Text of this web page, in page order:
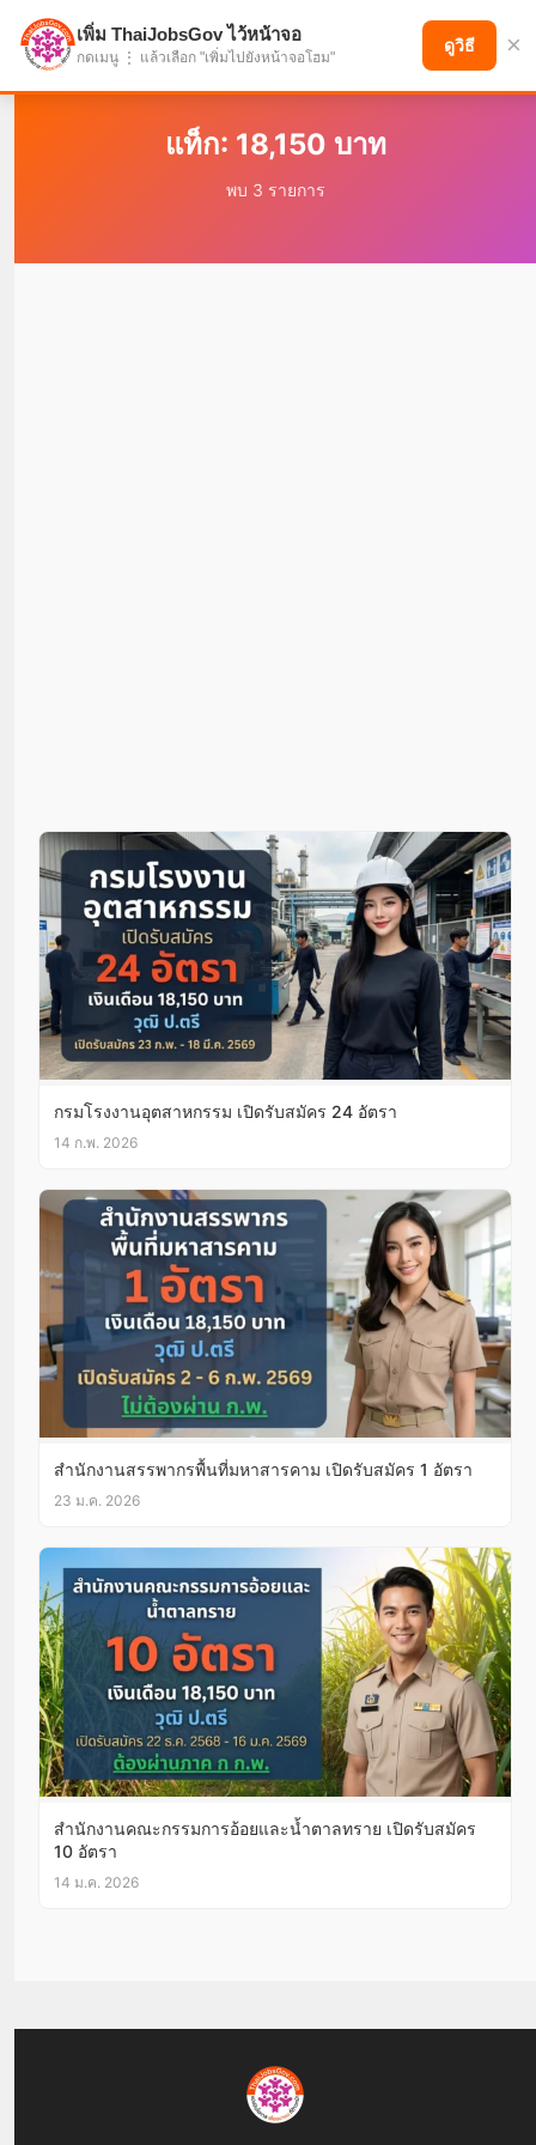
แบ่งปันโอกาส เพื่ออนาคตที่ก้าวหน้า
แท็ก: 18,150 บาท
พบ 3 รายการ
กรมโรงงานอุตสาหกรรม เปิดรับสมัคร 24 อัตรา
14 ก.พ. 2026
สํานักงานสรรพากรพื้นที่มหาสารคาม เปิดรับสมัคร 1 อัตรา
23 ม.ค. 2026
สำนักงานคณะกรรมการอ้อยและน้ำตาลทราย เปิดรับสมัคร
10 อัตรา
14 ม.ค. 2026
เพิ่ม ThaiJobsGov ไว้หน้าจอ
กดเมนู ⋮ แล้วเลือก "เพิ่มไปยังหน้าจอโฮม"
ดูวิธี ×